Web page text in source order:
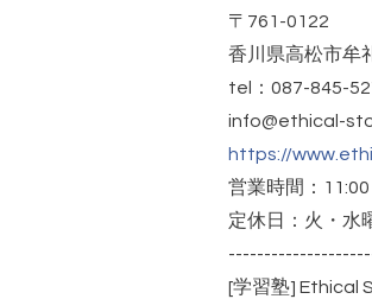
〒761-0122
香川県高松市牟
tel：087-845-
info@ethical-
https://
営業時間：
定休日：火・水
[学習塾] Ethical